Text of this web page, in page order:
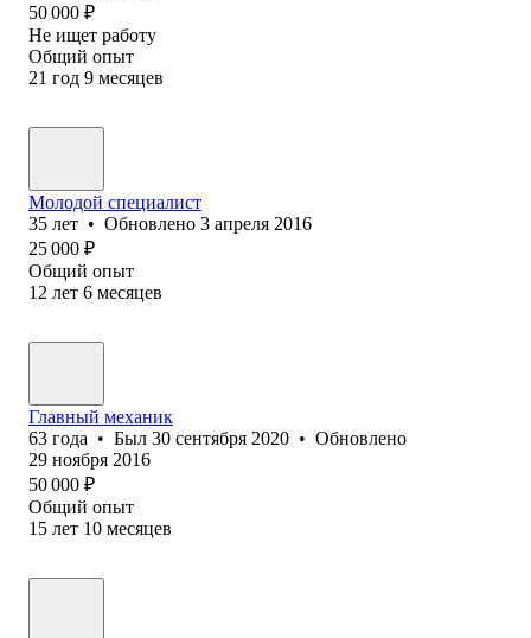
50 000 ₽
Не ищет работу
Общий опыт
21 год 9 месяцев
Молодой специалист
35 лет • Обновлено 3 апреля 2016
25 000 ₽
Общий опыт
12 лет 6 месяцев
Главный механик
63 года • Был 30 сентября 2020 • Обновлено
29 ноября 2016
50 000 ₽
Общий опыт
15 лет 10 месяцев